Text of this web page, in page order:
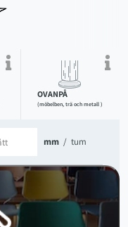
OVANPÅ
(möbelben, trä och metall )
mm / tum